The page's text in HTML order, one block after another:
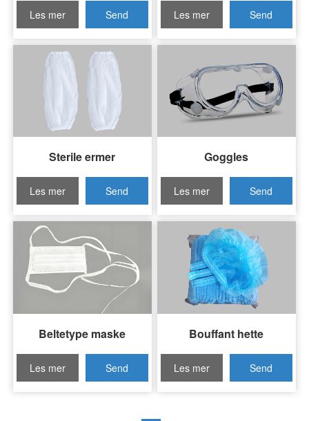
Les mer
Send
spørsmål
Les mer
Send
spørsmål
Sterile ermer
Les mer
Send
spørsmål
Goggles
Les mer
Send
spørsmål
Beltetype maske
Les mer
Send
spørsmål
Bouffant hette
Les mer
Send
spørsmål